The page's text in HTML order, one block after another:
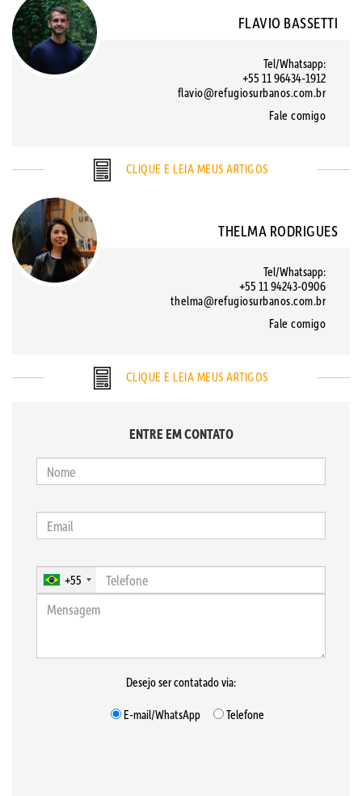
FLAVIO BASSETTI
Tel/Whatsapp:
+55 11 96434-1912
flavio@refugiosurbanos.com.br
Fale comigo
CLIQUE E LEIA MEUS ARTIGOS
THELMA RODRIGUES
Tel/Whatsapp:
+55 11 94243-0906
thelma@refugiosurbanos.com.br
Fale comigo
CLIQUE E LEIA MEUS ARTIGOS
ENTRE EM CONTATO
+55
Desejo ser contatado via:
E-mail/WhatsApp
Telefone